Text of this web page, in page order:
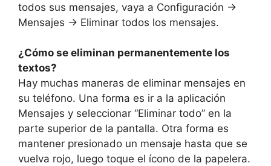
todos sus mensajes, vaya a Configuración ->
Mensajes -> Eliminar todos los mensajes.
¿Cómo se eliminan permanentemente los
textos?
Hay muchas maneras de eliminar mensajes en
su teléfono. Una forma es ir a la aplicación
Mensajes y seleccionar “Eliminar todo” en la
parte superior de la pantalla. Otra forma es
mantener presionado un mensaje hasta que se
vuelva rojo, luego toque el ícono de la papelera.